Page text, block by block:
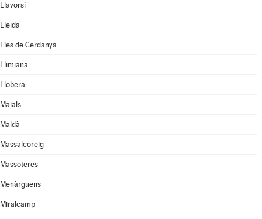
Llavorsí
Lleida
Lles de Cerdanya
Llimiana
Llobera
Maials
Maldà
Massalcoreig
Massoteres
Menàrguens
Miralcamp